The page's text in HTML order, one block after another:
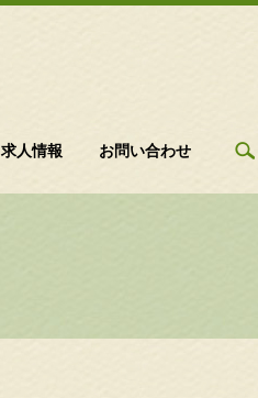
求人情報 お問い合わせ